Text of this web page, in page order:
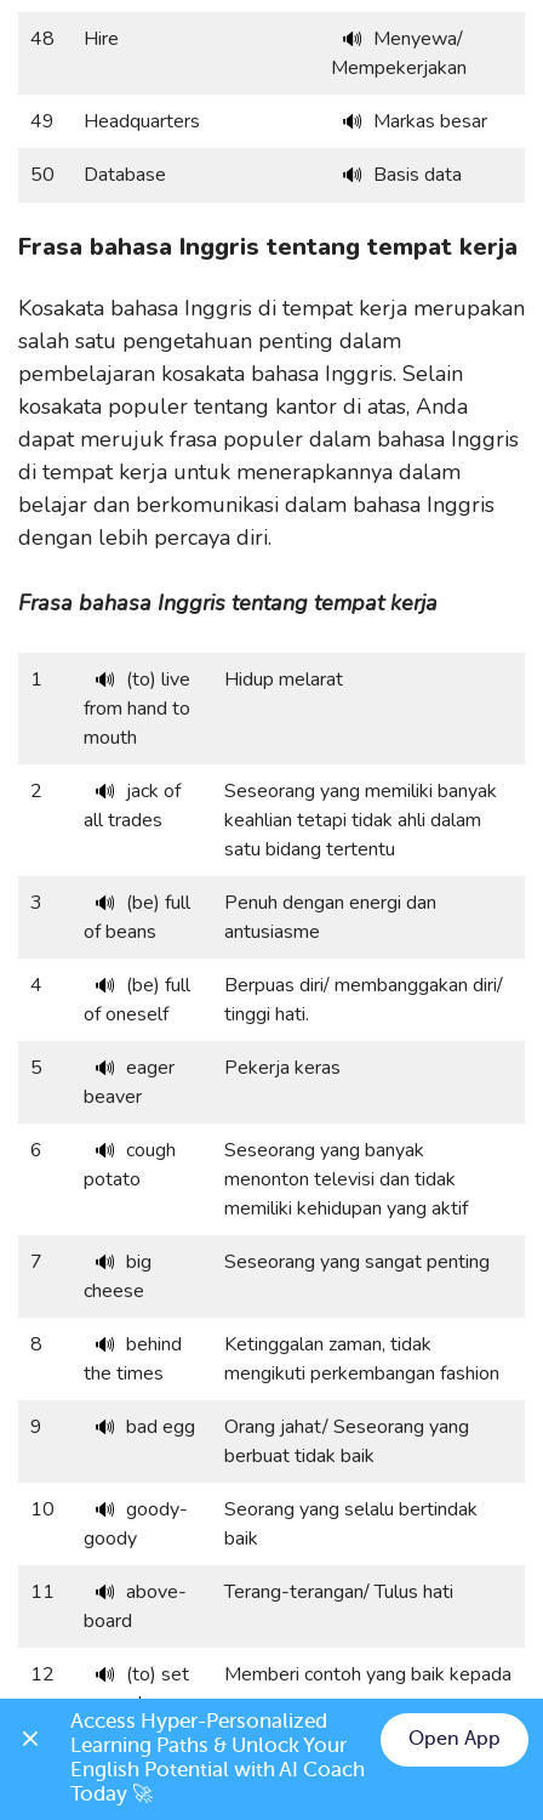
48
Hire 🔊 Menyewa/
Mempekerjakan
49
Headquarters 🔊 Markas besar
50
Database 🔊 Basis data
Frasa bahasa Inggris tentang tempat kerja
Kosakata bahasa Inggris di tempat kerja merupakan
salah satu pengetahuan penting dalam
pembelajaran kosakata bahasa Inggris. Selain
kosakata populer tentang kantor di atas, Anda
dapat merujuk frasa populer dalam bahasa Inggris
di tempat kerja untuk menerapkannya dalam
belajar dan berkomunikasi dalam bahasa Inggris
dengan lebih percaya diri.
Frasa bahasa Inggris tentang tempat kerja
1 🔊 (to) live
from hand to
mouth
Hidup melarat
2 🔊 jack of
all trades
Seseorang yang memiliki banyak
keahlian tetapi tidak ahli dalam
satu bidang tertentu
3
🔊 (be) full
of beans
Penuh dengan energi dan
antusiasme
4
🔊 (be) full
of oneself
Berpuas diri/ membanggakan diri/
tinggi hati.
5
🔊 eager
beaver
Pekerja keras
6 🔊 cough
potato
Seseorang yang banyak
menonton televisi dan tidak
memiliki kehidupan yang aktif
7
🔊 big
cheese
Seseorang yang sangat penting
8 🔊 behind
the times
Ketinggalan zaman, tidak
mengikuti perkembangan fashion
9
🔊 bad egg
Orang jahat/ Seseorang yang
berbuat tidak baik
10
🔊 goody-
goody
Seorang yang selalu bertindak
baik
11
🔊 above-
board
Terang-terangan/ Tulus hati
12 🔊 (to) set
a good
example
Memberi contoh yang baik kepada
🔊 positive
Berpikiran positif tentang
Access Hyper-Personalized
Learning Paths & Unlock Your
English Potential with AI Coach
Today 🚀
Open App